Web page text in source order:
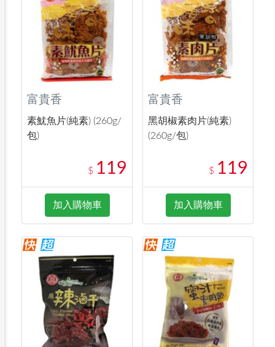
富貴香
素魷魚片(純素) (260g/
包)
$ 119
加入購物車
富貴香
黑胡椒素肉片(純素)
(260g/包)
$ 119
加入購物車